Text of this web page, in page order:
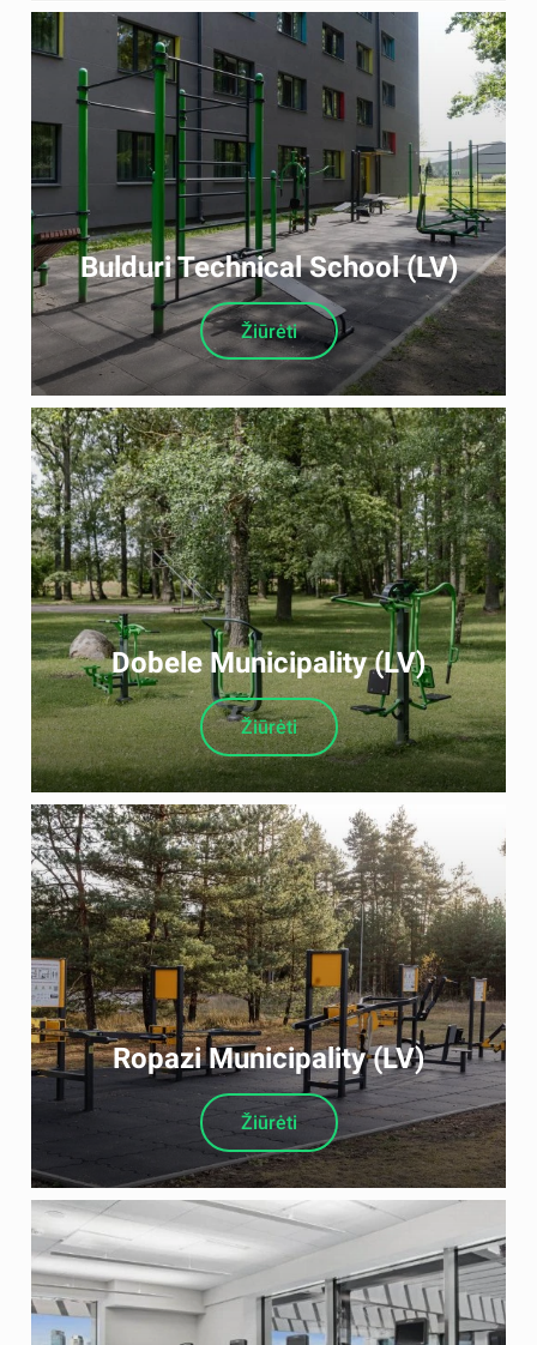
Bulduri Technical School (LV)
Žiūrėti
Dobele Municipality (LV)
Žiūrėti
Ropazi Municipality (LV)
Žiūrėti